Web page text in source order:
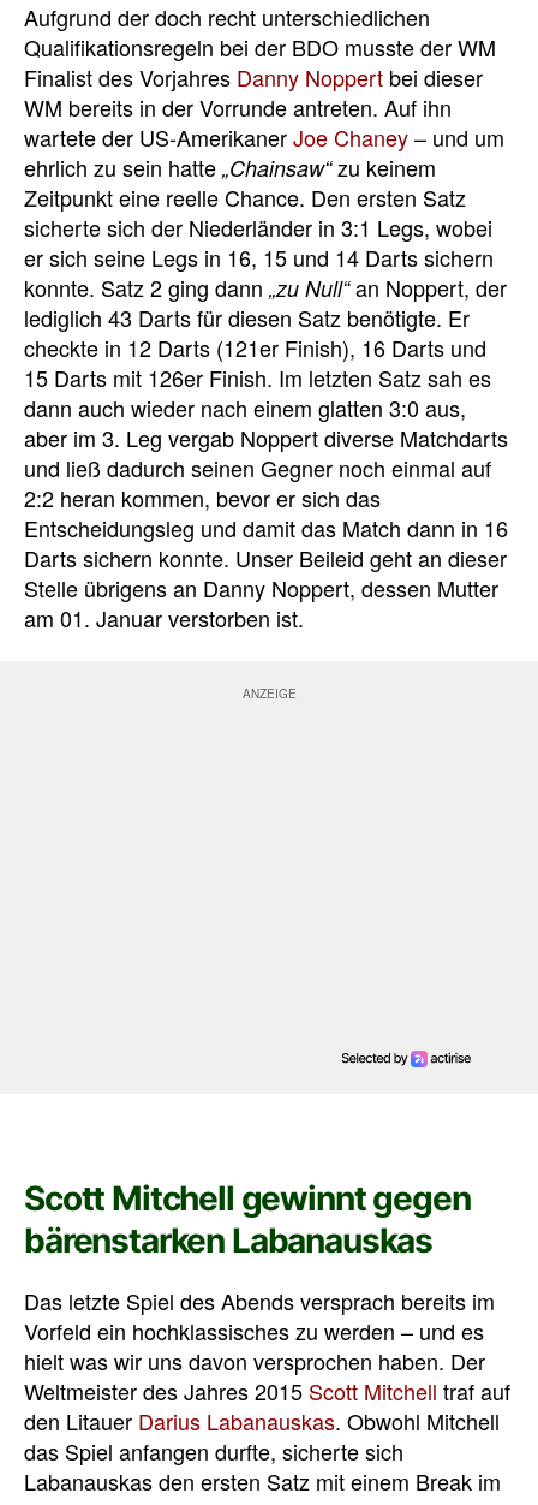
Aufgrund der doch recht unterschiedlichen
Qualifikationsregeln bei der BDO musste der WM
Finalist des Vorjahres Danny Noppert bei dieser
WM bereits in der Vorrunde antreten. Auf ihn
wartete der US-AmerikanerJoe Chaney– und um
ehrlich zu sein hatte „Chainsaw“zu keinem
Zeitpunkt eine reelle Chance. Den ersten Satz
sicherte sich der Niederländer in 3:1 Legs, wobei
er sich seine Legs in 16, 15 und 14 Darts sichern
konnte. Satz 2 ging dann „zu Null“an Noppert, der
lediglich 43 Darts für diesen Satz benötigte. Er
checkte in 12 Darts (121er Finish), 16 Darts und
15 Darts mit 126er Finish. Im letzten Satz sah es
dann auch wieder nach einem glatten 3:0 aus,
aber im 3. Leg vergab Noppert diverse Matchdarts
und ließ dadurch seinen Gegner noch einmal auf
2:2 heran kommen, bevor er sich das
Entscheidungsleg und damit das Match dann in 16
Darts sichern konnte. Unser Beileid geht an dieser
Stelle übrigens an Danny Noppert, dessen Mutter
am 01. Januar verstorben ist.
Scott Mitchell gewinnt gegen
bärenstarken Labanauskas
Das letzte Spiel des Abends versprach bereits im
Vorfeld ein hochklassisches zu werden – und es
hielt was wir uns davon versprochen haben. Der
Weltmeister des Jahres 2015 Scott Mitchell traf auf
den Litauer Darius Labanauskas. Obwohl Mitchell
das Spiel anfangen durfte, sicherte sich
Labanauskas den ersten Satz mit einem Break im